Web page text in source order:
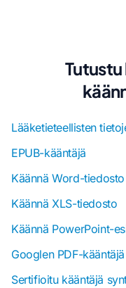
Tutustu
Lääketieteellisten
EPUB-kääntäjä
Käännä Word-
Käännä XLS-tiedosto
Käännä PowerPoint-
Googlen PDF-kääntäjä
Sertifioitu kääntäjä